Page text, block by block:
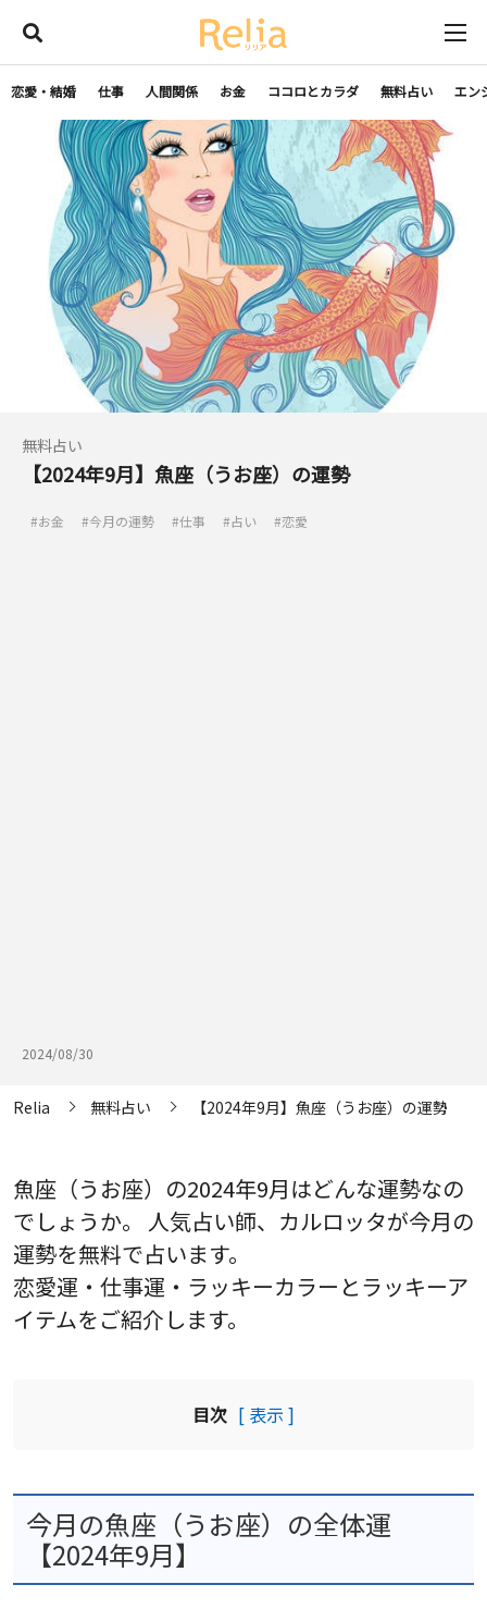
恋愛・結婚 仕事 人間関係 お金 ココロとカラダ 無料占い エン
無料占い
【2024年9月】魚座（うお座）の運勢
お金 今月の運勢 仕事 占い 恋愛
2024/08/30
Relia 無料占い 【2024年9月】魚座（うお座）の運勢
魚座（うお座）の2024年9月はどんな運勢なの
でしょうか。 人気占い師、カルロッタが今月の
運勢を無料で占います。
恋愛運・仕事運・ラッキーカラーとラッキーア
イテムをご紹介します。
目次 [ 表示 ]
今月の魚座（うお座）の全体運
【2024年9月】